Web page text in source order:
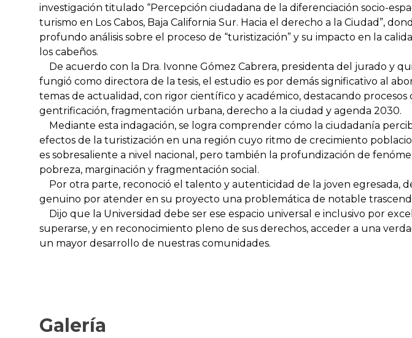
investigación titulado “Percepción ciudadana de la diferenciación socio-
turismo en Los Cabos, Baja California Sur. Hacia el derecho a la Ciudad”,
profundo análisis sobre el proceso de “turistización” y su impacto en la
los cabeños.
De acuerdo con la Dra. Ivonne Gómez Cabrera, presidenta del jurado y
fungió como directora de la tesis, el estudio es por demás significativo al
temas de actualidad, con rigor científico y académico, destacando procesos
gentrificación, fragmentación urbana, derecho a la ciudad y agenda 2030.
Mediante esta indagación, se logra comprender cómo la ciudadanía
efectos de la turistización en una región cuyo ritmo de crecimiento
es sobresaliente a nivel nacional, pero también la profundización de
pobreza, marginación y fragmentación social.
Por otra parte, reconoció el talento y autenticidad de la joven egresada,
genuino por atender en su proyecto una problemática de notable
Dijo que la Universidad debe ser ese espacio universal e inclusivo por
superarse, y en reconocimiento pleno de sus derechos, acceder a una
un mayor desarrollo de nuestras comunidades.
Galería